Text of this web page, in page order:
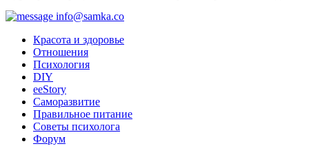
info@samka.co
Красота и здоровье
Отношения
Психология
DIY
ееStory
Саморазвитие
Правильное питание
Советы психолога
Форум